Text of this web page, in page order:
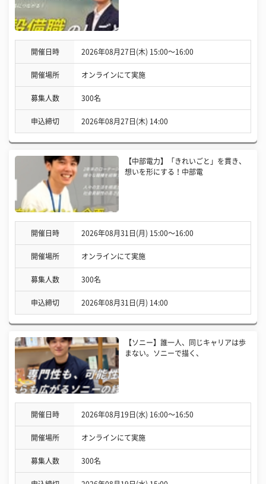
開催日時 2026年08月27日(木) 15:00〜16:00
開催場所 オンラインにて実施
募集人数 300名
申込締切 2026年08月27日(木) 14:00
【中部電力】「きれいごと」を貫き、
想いを形にする！中部電
開催日時 2026年08月31日(月) 15:00〜16:00
開催場所 オンラインにて実施
募集人数 300名
申込締切 2026年08月31日(月) 14:00
【ソニー】誰一人、同じキャリアは歩
まない。ソニーで描く、
開催日時 2026年08月19日(水) 16:00〜16:50
開催場所 オンラインにて実施
募集人数 300名